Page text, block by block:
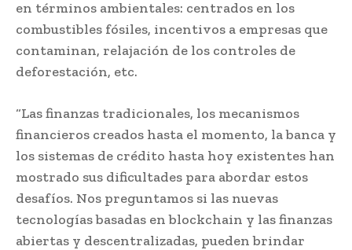
en términos ambientales: centrados en los
combustibles fósiles, incentivos a empresas que
contaminan, relajación de los controles de
deforestación, etc.
“Las finanzas tradicionales, los mecanismos
financieros creados hasta el momento, la banca y
los sistemas de crédito hasta hoy existentes han
mostrado sus dificultades para abordar estos
desafíos. Nos preguntamos si las nuevas
tecnologías basadas en blockchain y las finanzas
abiertas y descentralizadas, pueden brindar